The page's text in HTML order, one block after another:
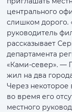
центрального
слишком дорого.
руководитель
рассказывает
департамента
«Ками-север». —
жил на два
Через некоторое
во время его
местного